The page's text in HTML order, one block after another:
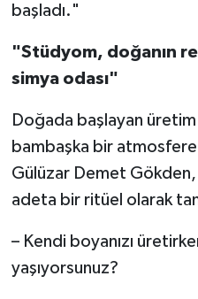
başladı."
"Stüdyom, doğanın
simya odası"
Doğada başlayan
bambaşka bir
Gülüzar Demet
adeta bir ritüel olarak
– Kendi boyanızı
yaşıyorsunuz?